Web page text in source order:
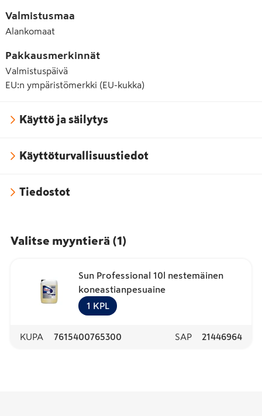
Valmistusmaa
Alankomaat
Pakkausmerkinnät
Valmistuspäivä
EU:n ympäristömerkki (EU-kukka)
Käyttö ja säilytys
Käyttöturvallisuustiedot
Tiedostot
Valitse myyntierä (1)
Sun Professional 10l nestemäinen
koneastianpesuaine
1 KPL
KUPA 7615400765300 SAP 21446964